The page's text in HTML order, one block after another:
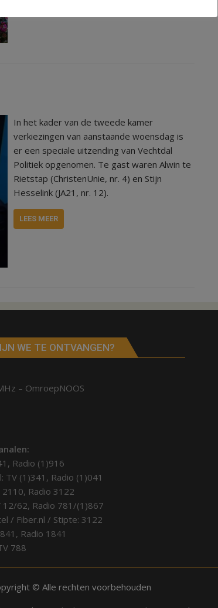
In het kader van de tweede kamer
verkiezingen van aanstaande woensdag is
er een speciale uitzending van Vechtdal
Politiek opgenomen. Te gast waren Alwin te
Rietstap (ChristenUnie, nr. 4) en Stijn
Hesselink (JA21, nr. 12).
LEES MEER
WE TE ONTVANGEN?
– OmroepNOOS
Radio (1)916
TV (1)341, Radio (1)041
Radio 3122
12/62, Radio 781/(1)867
/ Fiber.nl / Stipte: 3122
Radio 1841
788
© Alle rechten voorbehouden